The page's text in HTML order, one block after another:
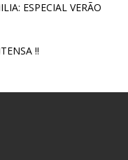
ESPECIAL VERÃO
!!